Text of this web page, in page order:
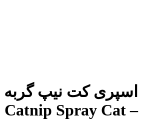
اسپری کت نیپ گربه
– Catnip Spray Cat